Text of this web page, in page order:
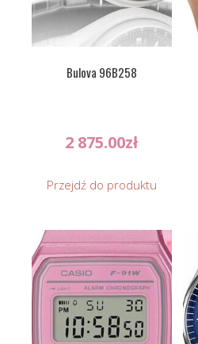
Bulova 96B258
2 875.00zł
Przejdź do produktu